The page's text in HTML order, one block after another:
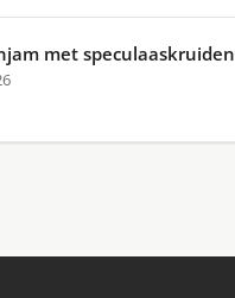
met speculaaskruiden